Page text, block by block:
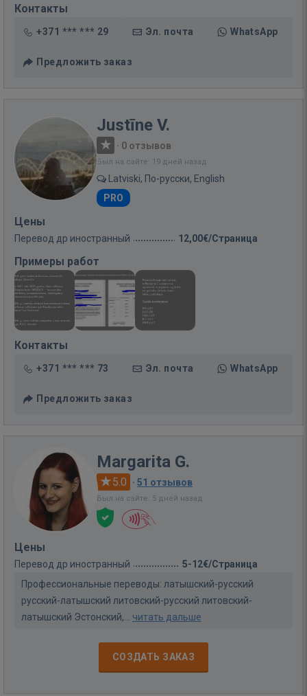
Контакты
+371 *** *** 29 Эл. почта WhatsApp
Предложить заказ
Justīne V.
· 0 отзывов
Был на сайте: 19 дней назад
Latviski, По-русски, English
PRO
Цены
Перевод др иностранный 12,00€/Страница
Примеры работ
Контакты
+371 *** *** 73 Эл. почта WhatsApp
Предложить заказ
Margarita G.
5.0 · 51 отзывов
Был на сайте: 5 дней назад
Цены
Перевод др иностранный
5-12€/Страница
Профессиональные переводы: латышский-русский
русский-латышский литовский-русский литовский-
латышский Эстонский,... читать дальше
СОЗДАТЬ ЗАКАЗ